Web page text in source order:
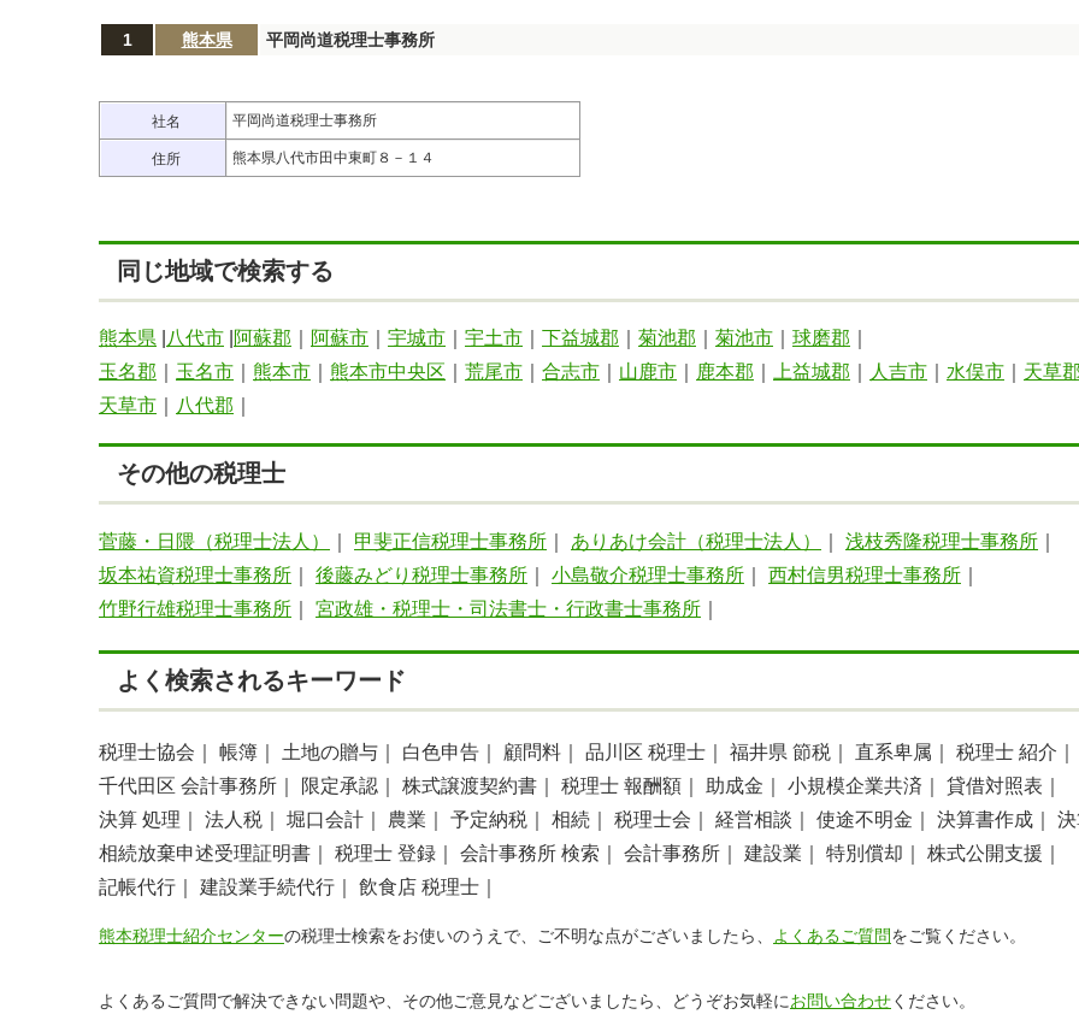
1 熊本県 平岡尚道税理士事務所
社名 平岡尚道税理士事務所
住所 熊本県八代市田中東町８－１４
同じ地域で検索する
熊本県 八代市 阿蘇郡 阿蘇市 宇城市 宇土市 下益城郡 菊池郡 菊池市 球磨郡
玉名郡
玉名市 熊本市 熊本市中央区 荒尾市 合志市 山鹿市 鹿本郡 上益城郡 人吉市 水俣市
天草
天草市
八代郡
その他の税理士
菅藤・日隈（税理士法人） 甲斐正信税理士事務所 ありあけ会計（税理士法人） 浅枝秀隆税理士事務所
坂本祐資税理士事務所
後藤みどり税理士事務所 小島敬介税理士事務所 西村信男税理士事務所
竹野行雄税理士事務所
宮政雄・税理士・司法書士・行政書士事務所
よく検索されるキーワード
税理士協会｜ 帳簿｜ 土地の贈与｜ 白色申告｜ 顧問料｜ 品川区 税理士｜ 福井県 節税｜ 直系卑属｜
税理士 紹介｜
千代田区 会計事務所｜
限定承認｜ 株式譲渡契約書｜ 税理士 報酬額｜ 助成金｜ 小規模企業共済｜
貸借対照表｜
決算 処理｜
法人税｜ 堀口会計｜ 農業｜ 予定納税｜ 相続｜ 税理士会｜ 経営相談｜ 使途不明金｜ 決算書作成｜
相続放棄申述受理証明書｜
税理士 登録｜ 会計事務所 検索｜ 会計事務所｜ 建設業｜ 特別償却｜
株式公開支援｜
記帳代行｜
建設業手続代行｜ 飲食店 税理士｜
熊本税理士紹介センターの税理士検索をお使いのうえで、ご不明な点がございましたら、 よくあるご質問をご覧ください。
よくあるご質問で解決できない問題や、その他ご意見などございましたら、どうぞお気軽にお問い合わせください。